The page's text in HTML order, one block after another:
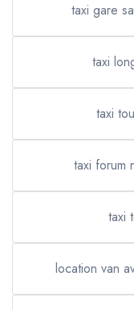
taxi gare
taxi
taxi
taxi forum
taxi
location van